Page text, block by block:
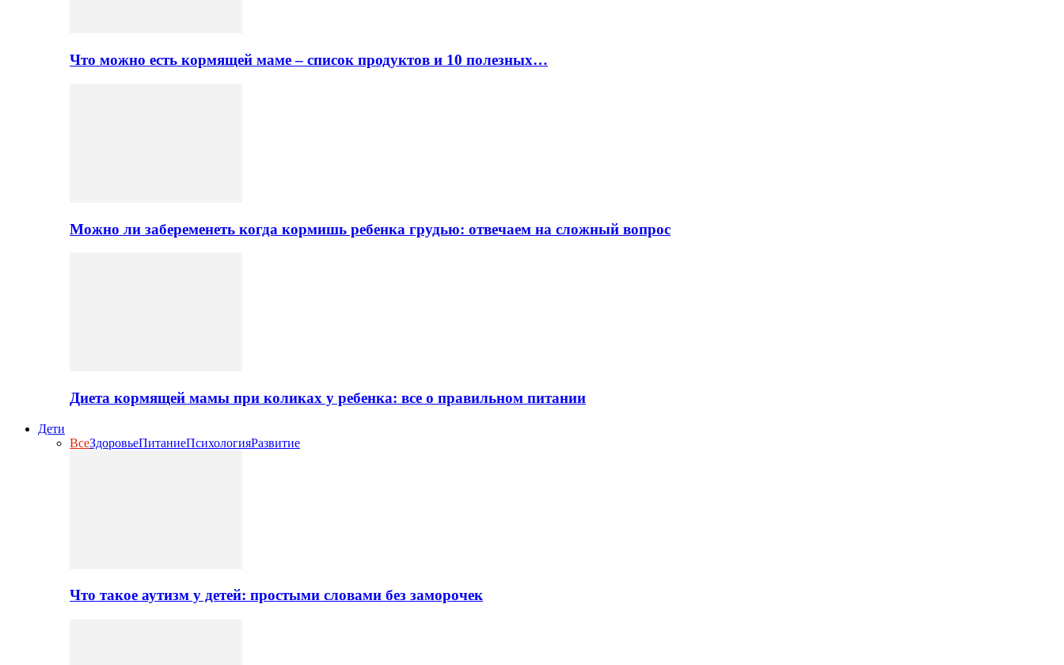
Что можно есть кормящей маме – список продуктов и 10 полезных…
Можно ли забеременеть когда кормишь ребенка грудью: отвечаем на сложный вопрос
Диета кормящей мамы при коликах у ребенка: все о правильном питании
Дети
ВсеЗдоровьеПитаниеПсихологияРазвитие
Что такое аутизм у детей: простыми словами без заморочек